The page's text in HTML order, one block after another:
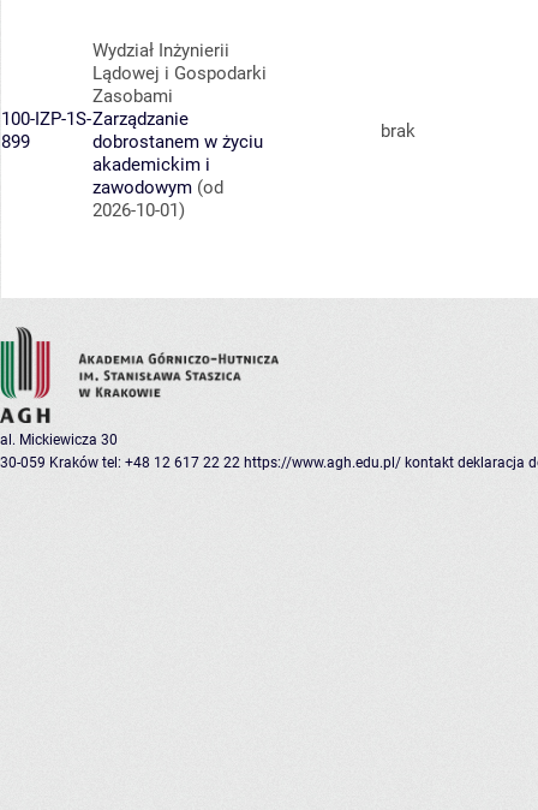
100-IZP-1S-
899
Wydział Inżynierii
Lądowej i Gospodarki
Zasobami
Zarządzanie
dobrostanem w życiu
akademickim i
zawodowym (od
2026-10-01)
brak
al. Mickiewicza 30
30-059 Kraków tel: +48 12 617 22 22 https://www.agh.edu.pl/ kontakt deklaracja